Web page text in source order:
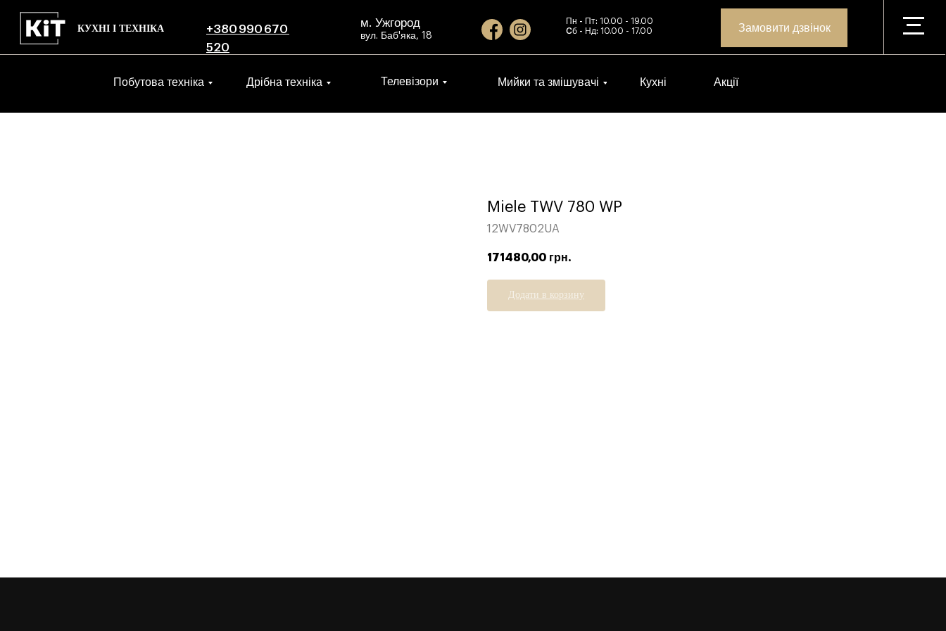
Дрібна техніка Акції
Мийки та змішувачі
Побутова техніка Кухні
Пн - Пт: 10.00 - 19.00
Cб - Нд: 10.00 - 17.00
+380 990 670
520
КУХНІ І ТЕХНІКА
вул. Баб'яка, 18
м. Ужгород Замовити дзвінок
Телевізори
Miele TWV 780 WP
12WV7802UA
171480,00 грн.
Додати в корзину